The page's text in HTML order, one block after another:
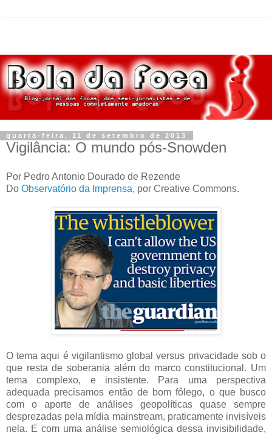
quarta-feira, 11 de setembro de 2013
Vigilância: O mundo pós-Snowden
Por Pedro Antonio Dourado de Rezende
Do Observatório da Imprensa, por Creative Commons.
O tema aqui é vigilantismo global versus privacidade sob o
que resta de soberania além do marco constitucional. Um
tema complexo, e insistente. Para uma perspectiva
adequada precisamos então de bom fôlego, o que busco
com o aporte de análises geopolíticas quase sempre
desprezadas pela mídia mainstream, praticamente invisíveis
nela. E com uma análise semiológica dessa invisibilidade,